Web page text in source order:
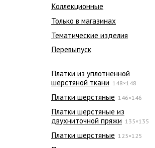
Коллекционные
Только в магазинах
Тематические изделия
Перевыпуск
Платки из уплотненной
шерстяной ткани 148×148
Платки шерстяные 146×146
Платки шерстяные из
двухниточной пряжи 135×135
Платки шерстяные 125×125